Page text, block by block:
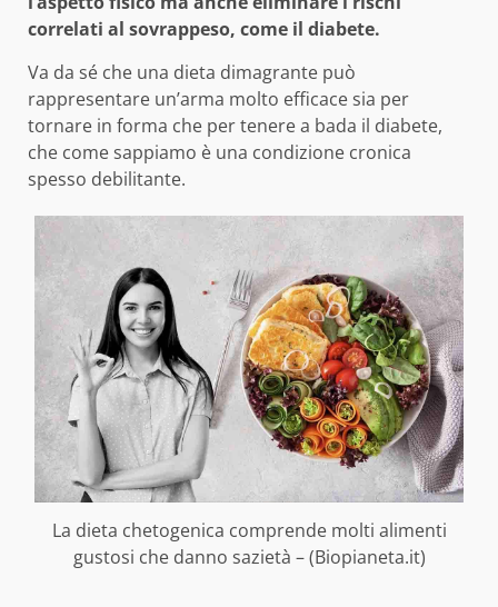
correlati al sovrappeso, come il diabete.
Va da sé che una dieta dimagrante può
rappresentare un’arma molto efficace sia per
tornare in forma che per tenere a bada il diabete,
che come sappiamo è una condizione cronica
spesso debilitante.
La dieta chetogenica comprende molti alimenti
gustosi che danno sazietà – (Biopianeta.it)